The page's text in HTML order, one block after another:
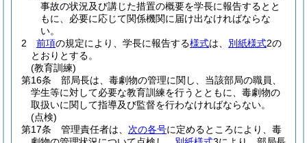
事故の状況及び講じた措置の概要を学長に報告するとと
もに、必要に応じて関係機関に届け出なければならな
い。
2
前項の規定により、学長に報告する様式は、 別紙様式2の
とおりとする。
(教育訓練)
第16条
部局長は、毒劇物の管理に関し、当該部局の職員、
学生等に対して必要な教育訓練を行うとともに、毒劇物の
取扱いに関して指導及び監督を行わなければならない。
(点検)
第17条
管理責任者は、 次の各号に定めるところにより、毒